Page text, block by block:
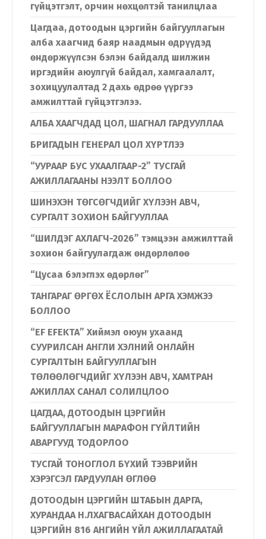
гүйцэтгэлт, орчин нөхцөлтэй танилцлаа
Цагдаа, дотоодын цэргийн байгууллагын
алба хаагчид баяр наадмын өдрүүдэд
өндөржүүлсэн бэлэн байдалд шилжин
иргэдийн аюулгүй байдал, хамгаалалт,
зохицуулалтад 2 дахь өдрөө үүргээ
амжилттай гүйцэтгэлээ.
АЛБА ХААГЧДАД ЦОЛ, ШАГНАЛ ГАРДУУЛЛАА
БРИГАДЫН ГЕНЕРАЛ ЦОЛ ХҮРТЛЭЭ
“УУРААР БУС УХААЛГААР-2” ТУСГАЙ
АЖИЛЛАГААНЫ НЭЭЛТ БОЛЛОО
ШИНЭХЭН ТӨГСӨГЧДИЙГ ХҮЛЭЭН АВЧ,
СУРГАЛТ ЗОХИОН БАЙГУУЛЛАА
“ШИЛДЭГ АХЛАГЧ-2026” тэмцээн амжилттай
зохион байгуулагдаж өндөрлөлөө
“Цусаа бэлэглэх өдөрлөг”
ТАНГАРАГ ӨРГӨХ ЁСЛОЛЫН АРГА ХЭМЖЭЭ
БОЛЛОО
“EF EFEKTA” Хиймэл оюун ухаанд
СУУРИЛСАН АНГЛИ ХЭЛНИЙ ОНЛАЙН
СУРГАЛТЫН БАЙГУУЛЛАГЫН
ТӨЛӨӨЛӨГЧДИЙГ ХҮЛЭЭН АВЧ, ХАМТРАН
АЖИЛЛАХ САНАЛ СОЛИЛЦЛОО
ЦАГДАА, ДОТООДЫН ЦЭРГИЙН
БАЙГУУЛЛАГЫН МАРАФОН ГҮЙЛТИЙН
АВАРГУУД ТОДОРЛОО
ТУСГАЙ ТОНОГЛОЛ БҮХИЙ ТЭЭВРИЙН
ХЭРЭГСЭЛ ГАРДУУЛАН ӨГЛӨӨ
ДОТООДЫН ЦЭРГИЙН ШТАБЫН ДАРГА,
ХУРАНДАА Н.ЛХАГВАСАЙХАН ДОТООДЫН
ЦЭРГИЙН 816 АНГИЙН ҮЙЛ АЖИЛЛАГААТАЙ